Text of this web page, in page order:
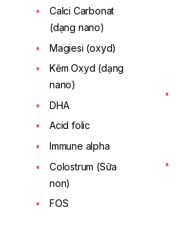
Calci Carbonat
(dạng nano)
Magiesi (oxyd)
Kẽm Oxyd (dạng
nano)
DHA
Acid folic
Immune alpha
Colostrum (Sữa
non)
FOS